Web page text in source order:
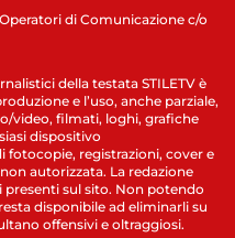
di Comunicazione c/o
della testata STILETV è
e l’uso, anche parziale,
video, filmati, loghi, grafiche
dispositivo
fotocopie, registrazioni, cover e
autorizzata. La redazione
sul sito. Non potendo
disponibile ad eliminarli su
offensivi e oltraggiosi.